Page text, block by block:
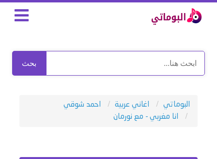
بحث
البوماتي اغاني عربية
احمد شوقي
انا مغربي - مع نورمان